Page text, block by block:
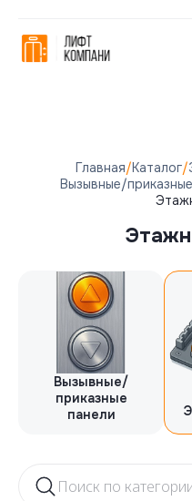
Главная/Каталог/
Вызывные/
Вызывные/
приказные
панели
XIZI OTIS
Телефон
Электронная почта
Согласна(-ен) на
Телефон
Согласна(-ен) на